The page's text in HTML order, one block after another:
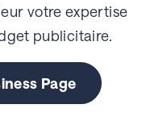
votre expertise
publicitaire.
Page